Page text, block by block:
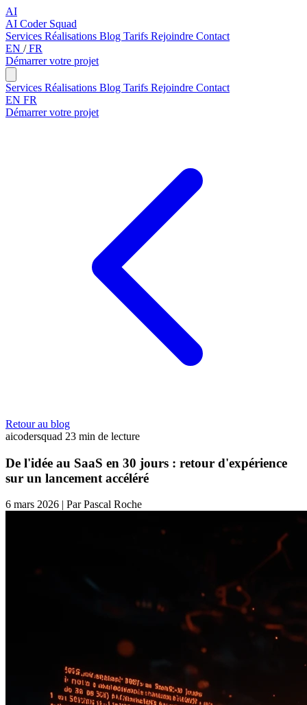
AI
AI Coder Squad
Services Réalisations Blog Tarifs Rejoindre Contact
EN /FR
Démarrer votre projet
Services Réalisations Blog Tarifs Rejoindre Contact
EN FR
Démarrer votre projet
Retour au blog
aicodersquad 23 min de lecture
De l'idée au SaaS en 30 jours : retour d'expérience
sur un lancement accéléré
6 mars 2026 | Par Pascal Roche